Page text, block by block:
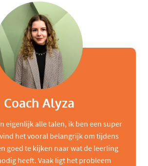
Coach Alyza
eigenlijk alle talen, ik ben een super
het vooral belangrijk om tijdens
goed te kijken naar wat de leerling
heeft. Vaak ligt het probleem